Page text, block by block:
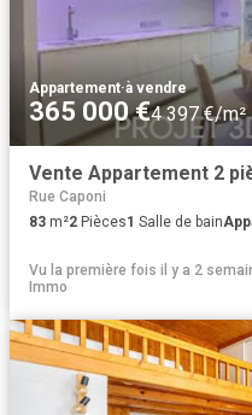
Appartement·à vendre
365 000 €4 397 €/m²
Vente Appartement 2
Rue Caponi
83 m²2 Pièces1 Salle de bain
Vu la première fois il y a 2
Immo